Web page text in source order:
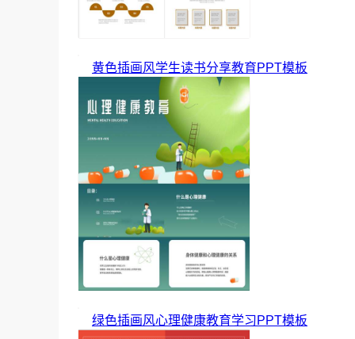
黄色插画风学生读书分享教育PPT模板
绿色插画风心理健康教育学习PPT模板